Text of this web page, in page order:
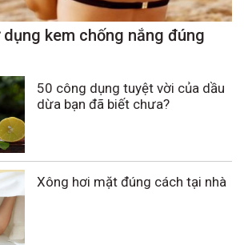
kem chống nắng đúng
50 công dụng tuyệt vời của dầu
dừa bạn đã biết chưa?
Xông hơi mặt đúng cách tại nhà